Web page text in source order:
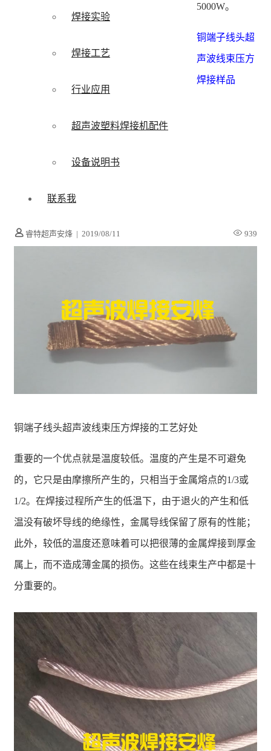
焊接实验
焊接工艺
行业应用
超声波塑料焊接机配件
设备说明书
联系我
睿特超声安烽 | 2019/08/11 939
5000W。
铜端子线头超
声波线束压方
焊接样品
铜端子线头超声波线束压方焊接的工艺好处
重要的一个优点就是温度较低。温度的产生是不可避免
的，它只是由摩擦所产生的，只相当于金属熔点的1/3或
1/2。在焊接过程所产生的低温下，由于退火的产生和低
温没有破坏导线的绝缘性，金属导线保留了原有的性能；
此外，较低的温度还意味着可以把很薄的金属焊接到厚金
属上，而不造成薄金属的损伤。这些在线束生产中都是十
分重要的。